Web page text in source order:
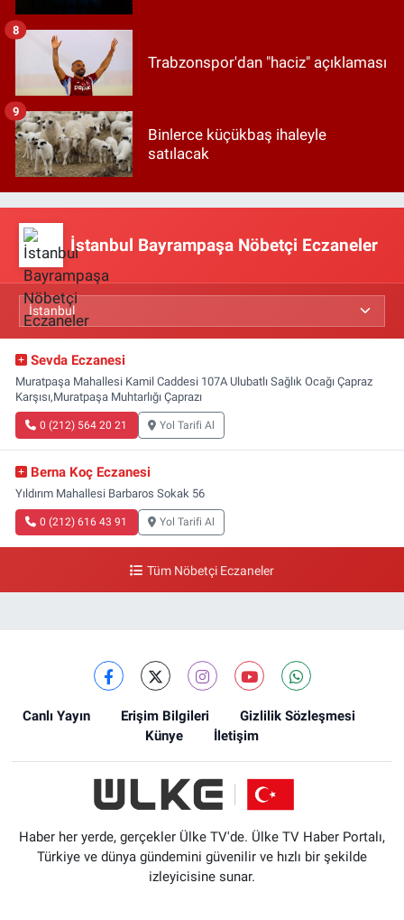
Trabzonspor'dan "haciz" açıklaması
8
Binlerce küçükbaş ihaleyle
satılacak
9
İstanbul Bayrampaşa Nöbetçi Eczaneler
Sevda Eczanesi
Muratpaşa Mahallesi Kamil Caddesi 107A Ulubatlı Sağlık Ocağı Çapraz
Karşısı,Muratpaşa Muhtarlığı Çaprazı
0 (212) 564 20 21 Yol Tarifi Al
Berna Koç Eczanesi
Yıldırım Mahallesi Barbaros Sokak 56
0 (212) 616 43 91 Yol Tarifi Al
Tüm Nöbetçi Eczaneler
Canlı Yayın Erişim Bilgileri
Gizlilik Sözleşmesi
Künye
İletişim
Haber her yerde, gerçekler Ülke TV'de. Ülke TV Haber Portalı,
Türkiye ve dünya gündemini güvenilir ve hızlı bir şekilde
izleyicisine sunar.